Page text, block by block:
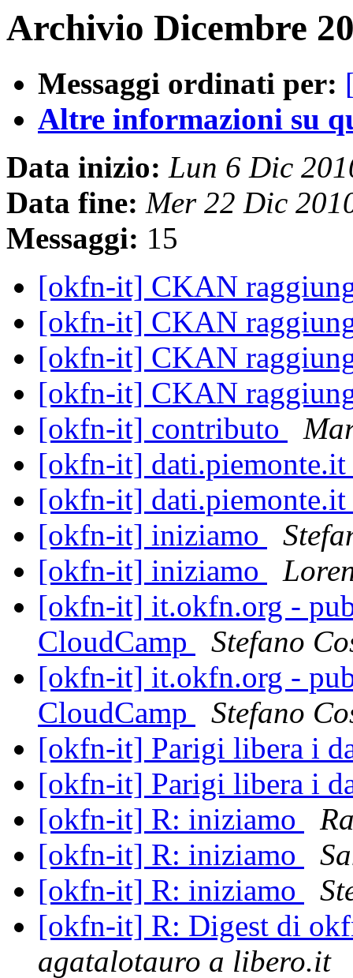
Archivio Dicembre
Messaggi ordinati per:
Altre informazioni su
Data inizio: Lun 6 Dic
Data fine: Mer 22 Dic
Messaggi: 15
[okfn-it] CKAN
[okfn-it] CKAN
[okfn-it] CKAN
[okfn-it] CKAN
[okfn-it] contributo
[okfn-it]
[okfn-it]
[okfn-it] iniziamo
[okfn-it] iniziamo
[okfn-it] it.okfn.org -
CloudCamp
Stefano
[okfn-it] it.okfn.org -
CloudCamp
Stefano
[okfn-it] Parigi libera i
[okfn-it] Parigi libera i
[okfn-it] R: iniziamo
[okfn-it] R: iniziamo
[okfn-it] R: iniziamo
[okfn-it] R: Digest di
agatalotauro a libero.it